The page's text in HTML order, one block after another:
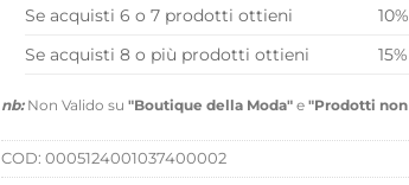
Se acquisti 6 o 7 prodotti ottieni
10%
Se acquisti 8 o più prodotti ottieni
15%
nb:Non Valido su "Boutique della Moda" e "Prodotti
COD: 0005124001037400002